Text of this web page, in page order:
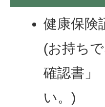
健康保険
(お持ち
確認書」
い。)